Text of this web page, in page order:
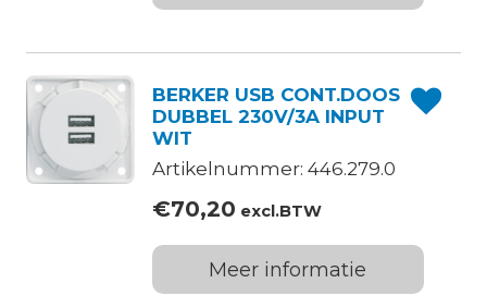
BERKER USB CONT.DOOS
DUBBEL 230V/3A INPUT
WIT
Artikelnummer: 446.279.0
€70,20 excl.BTW
Meer informatie